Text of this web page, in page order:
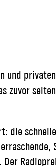
und
zuvor
die
Der